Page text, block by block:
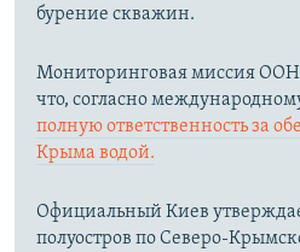
бурение скважин.
Мониторинговая миссия ООН
что, согласно
полную ответственность за
Крыма водой.
Официальный Киев
полуостров по Северо-